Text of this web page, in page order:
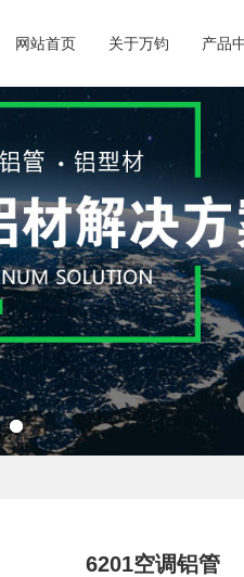
网站首页 关于万钧 产品
6201空调铝管